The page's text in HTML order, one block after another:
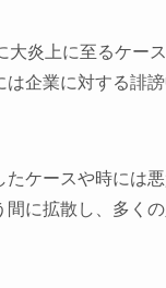
炎上に至るケー
企業に対する誹
ケースや時には
に拡散し、多く